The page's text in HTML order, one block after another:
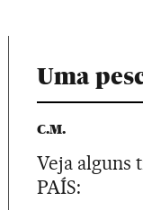
Uma
C.M.
Veja alguns
PAÍS: